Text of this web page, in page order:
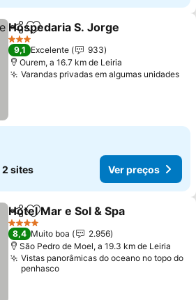
PartilharAdicionar aos favoritos
Hospedaria S. Jorge
3 Estrelas
9,1 Excelente
933
Ourem, a 16.7 km de Leiria
Varandas privadas em algumas unidades
2 sites Ver preços
PartilharAdicionar aos favoritos
Hotel Mar e Sol & Spa
4 Estrelas
8,4 Muito boa
2.956
São Pedro de Moel, a 19.3 km de Leiria
Vistas panorâmicas do oceano no topo do
penhasco